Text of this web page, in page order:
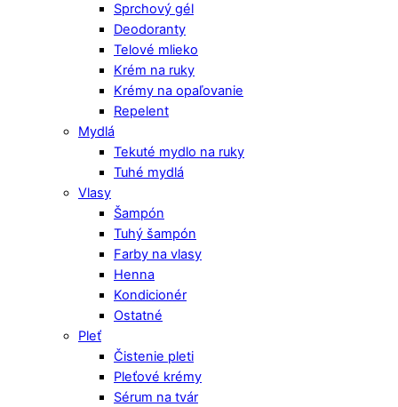
Sprchový gél
Deodoranty
Telové mlieko
Krém na ruky
Krémy na opaľovanie
Repelent
Mydlá
Tekuté mydlo na ruky
Tuhé mydlá
Vlasy
Šampón
Tuhý šampón
Farby na vlasy
Henna
Kondicionér
Ostatné
Pleť
Čistenie pleti
Pleťové krémy
Sérum na tvár